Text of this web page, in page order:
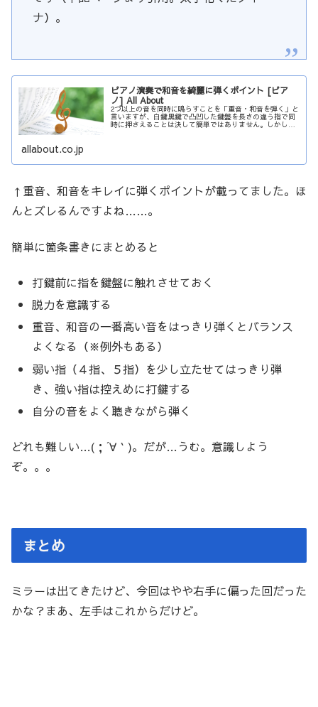
ナ）。
ピアノ演奏で和音を綺麗に弾くポイント [ピア
ノ] All About
2つ以上の音を同時に鳴らすことを「重音・和音を弾く」と
言いますが、白鍵黒鍵で凸凹した鍵盤を長さの違う指で同
時に押さえることは決して簡単ではありません。しかし、
allabout.co.jp
↑重音、和音をキレイに弾くポイントが載ってました。ほ
んとズレるんですよね……。
簡単に箇条書きにまとめると
打鍵前に指を鍵盤に触れさせておく
脱力を意識する
重音、和音の一番高い音をはっきり弾くとバランス
よくなる（※例外もある）
弱い指（４指、５指）を少し立たせてはっきり弾
き、強い指は控えめに打鍵する
自分の音をよく聴きながら弾く
どれも難しい…(；´∀｀)。だが…うむ。意識しよう
ぞ。。。
まとめ
ミラーは出てきたけど、今回はやや右手に偏った回だった
かな？まあ、左手はこれからだけど。